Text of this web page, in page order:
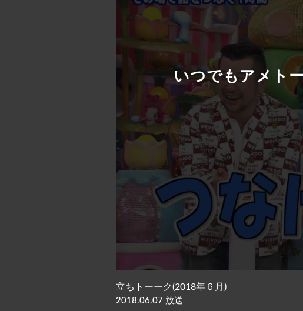
いつでもアメト
立ちトーーク(2018年６月)
2018.06.07 放送